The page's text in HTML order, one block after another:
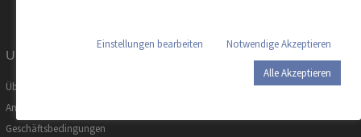
Unternehmen
Über uns
Ansprechpartner
Geschäftsbedingungen
Einstellungen bearbeiten Notwendige Akzeptieren
Alle Akzeptieren